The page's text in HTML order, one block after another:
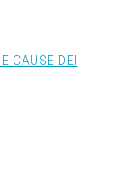
CAUSE DEI